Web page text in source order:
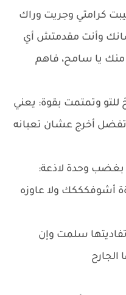
كرامتي وجريت وراك
وأنت مقدمتش أي
يا سامح، فاهم
وتمتمت بقوة: يعني
أخرج عشان تعبانه
بغضب وحدة لاذعة:
أشوفكككك ولا عاوزه
تفاديتها سلمت وإن